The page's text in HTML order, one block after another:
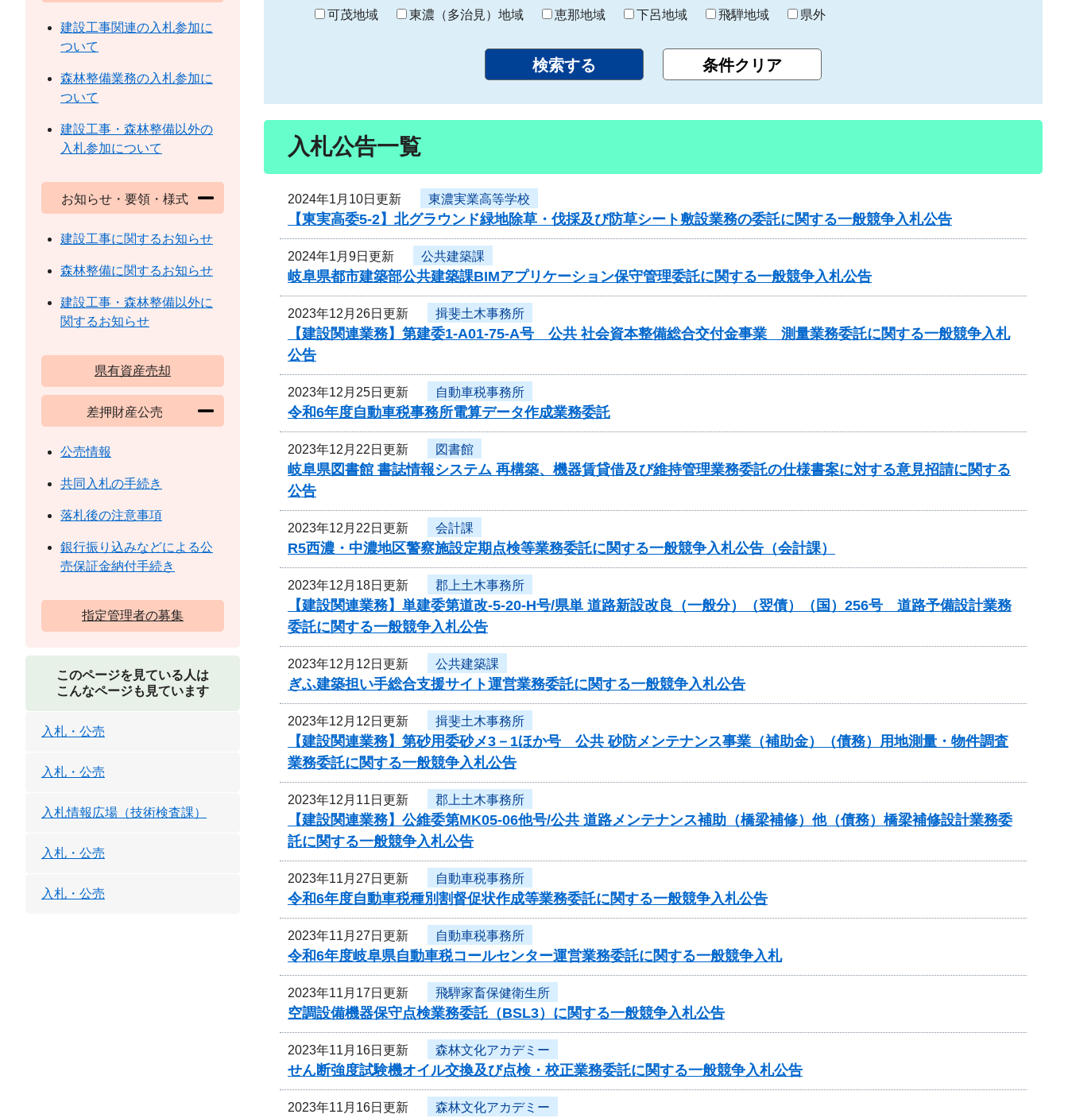
り
り
可茂地域
東濃（多治見）地域 恵那地域 下呂地域 飛騨地域 県外
入札公告一覧
2024年1月10日更新 東濃実業高等学校
【東実高委5-2】北グラウンド緑地除草・伐採及び防草シート敷設業務の委託に関する一般競争入札公告
2024年1月9日更新 公共建築課
岐阜県都市建築部公共建築課BIMアプリケーション保守管理委託に関する一般競争入札公告
2023年12月26日更新 揖斐土木事務所
【建設関連業務】第建委1-A01-75-A号 公共 社会資本整備総合交付金事業 測量業務委託に関する一般競争入札
公告
2023年12月25日更新 自動車税事務所
令和6年度自動車税事務所電算データ作成業務委託
2023年12月22日更新 図書館
岐阜県図書館 書誌情報システム 再構築、機器賃貸借及び維持管理業務委託の仕様書案に対する意見招請に関する
公告
2023年12月22日更新 会計課
R5西濃・中濃地区警察施設定期点検等業務委託に関する一般競争入札公告（会計課）
2023年12月18日更新 郡上土木事務所
【建設関連業務】単建委第道改-5-20-H号/県単 道路新設改良（一般分）（翌債）（国）256号 道路予備設計業務
委託に関する一般競争入札公告
2023年12月12日更新 公共建築課
ぎふ建築担い手総合支援サイト運営業務委託に関する一般競争入札公告
2023年12月12日更新 揖斐土木事務所
【建設関連業務】第砂用委砂メ3－1ほか号 公共 砂防メンテナンス事業（補助金）（債務）用地測量・物件調査
業務委託に関する一般競争入札公告
2023年12月11日更新 郡上土木事務所
【建設関連業務】公維委第MK05-06他号/公共 道路メンテナンス補助（橋梁補修）他（債務）橋梁補修設計業務委
託に関する一般競争入札公告
2023年11月27日更新 自動車税事務所
令和6年度自動車税種別割督促状作成等業務委託に関する一般競争入札公告
2023年11月27日更新 自動車税事務所
令和6年度岐阜県自動車税コールセンター運営業務委託に関する一般競争入札
2023年11月17日更新 飛騨家畜保健衛生所
空調設備機器保守点検業務委託（BSL3）に関する一般競争入札公告
2023年11月16日更新 森林文化アカデミー
せん断強度試験機オイル交換及び点検・校正業務委託に関する一般競争入札公告
2023年11月16日更新 森林文化アカデミー
建設工事関連の入札参加に
ついて
森林整備業務の入札参加に
ついて
建設工事・森林整備以外の
入札参加について
お知らせ・要領・様式
建設工事に関するお知らせ
森林整備に関するお知らせ
建設工事・森林整備以外に
関するお知らせ
県有資産売却
差押財産公売
公売情報
共同入札の手続き
落札後の注意事項
銀行振り込みなどによる公
売保証金納付手続き
指定管理者の募集
このページを見ている人は
こんなページも見ています
入札・公売
入札・公売
入札情報広場（技術検査課）
入札・公売
入札・公売